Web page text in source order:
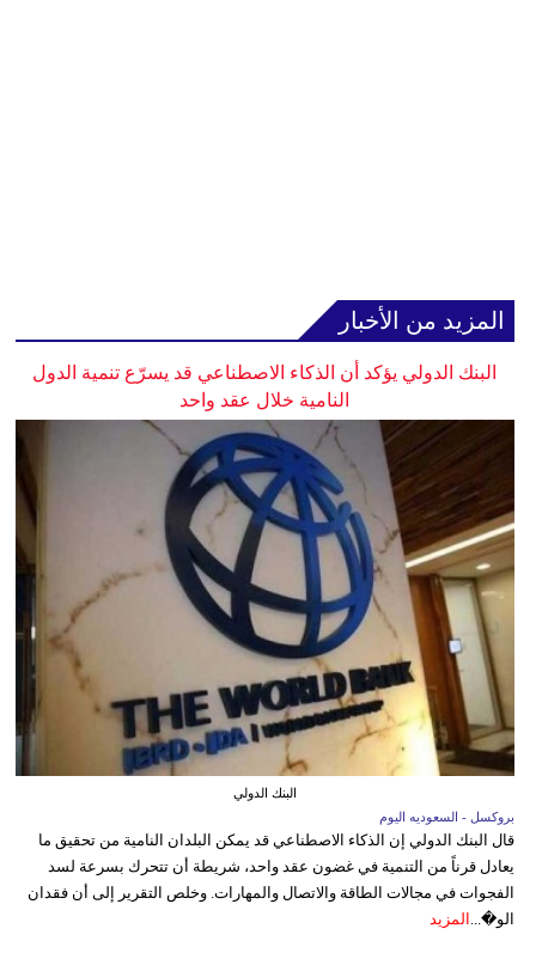
المزيد من الأخبار
البنك الدولي يؤكد أن الذكاء الاصطناعي قد يسرّع تنمية الدول
النامية خلال عقد واحد
البنك الدولي
بروكسل - السعوديه اليوم
قال البنك الدولي إن الذكاء الاصطناعي قد يمكن البلدان النامية من تحقيق ما
يعادل قرناً من التنمية في غضون عقد واحد، شريطة أن تتحرك بسرعة لسد
الفجوات في مجالات الطاقة والاتصال والمهارات. وخلص التقرير إلى أن فقدان
الو�...
المزيد